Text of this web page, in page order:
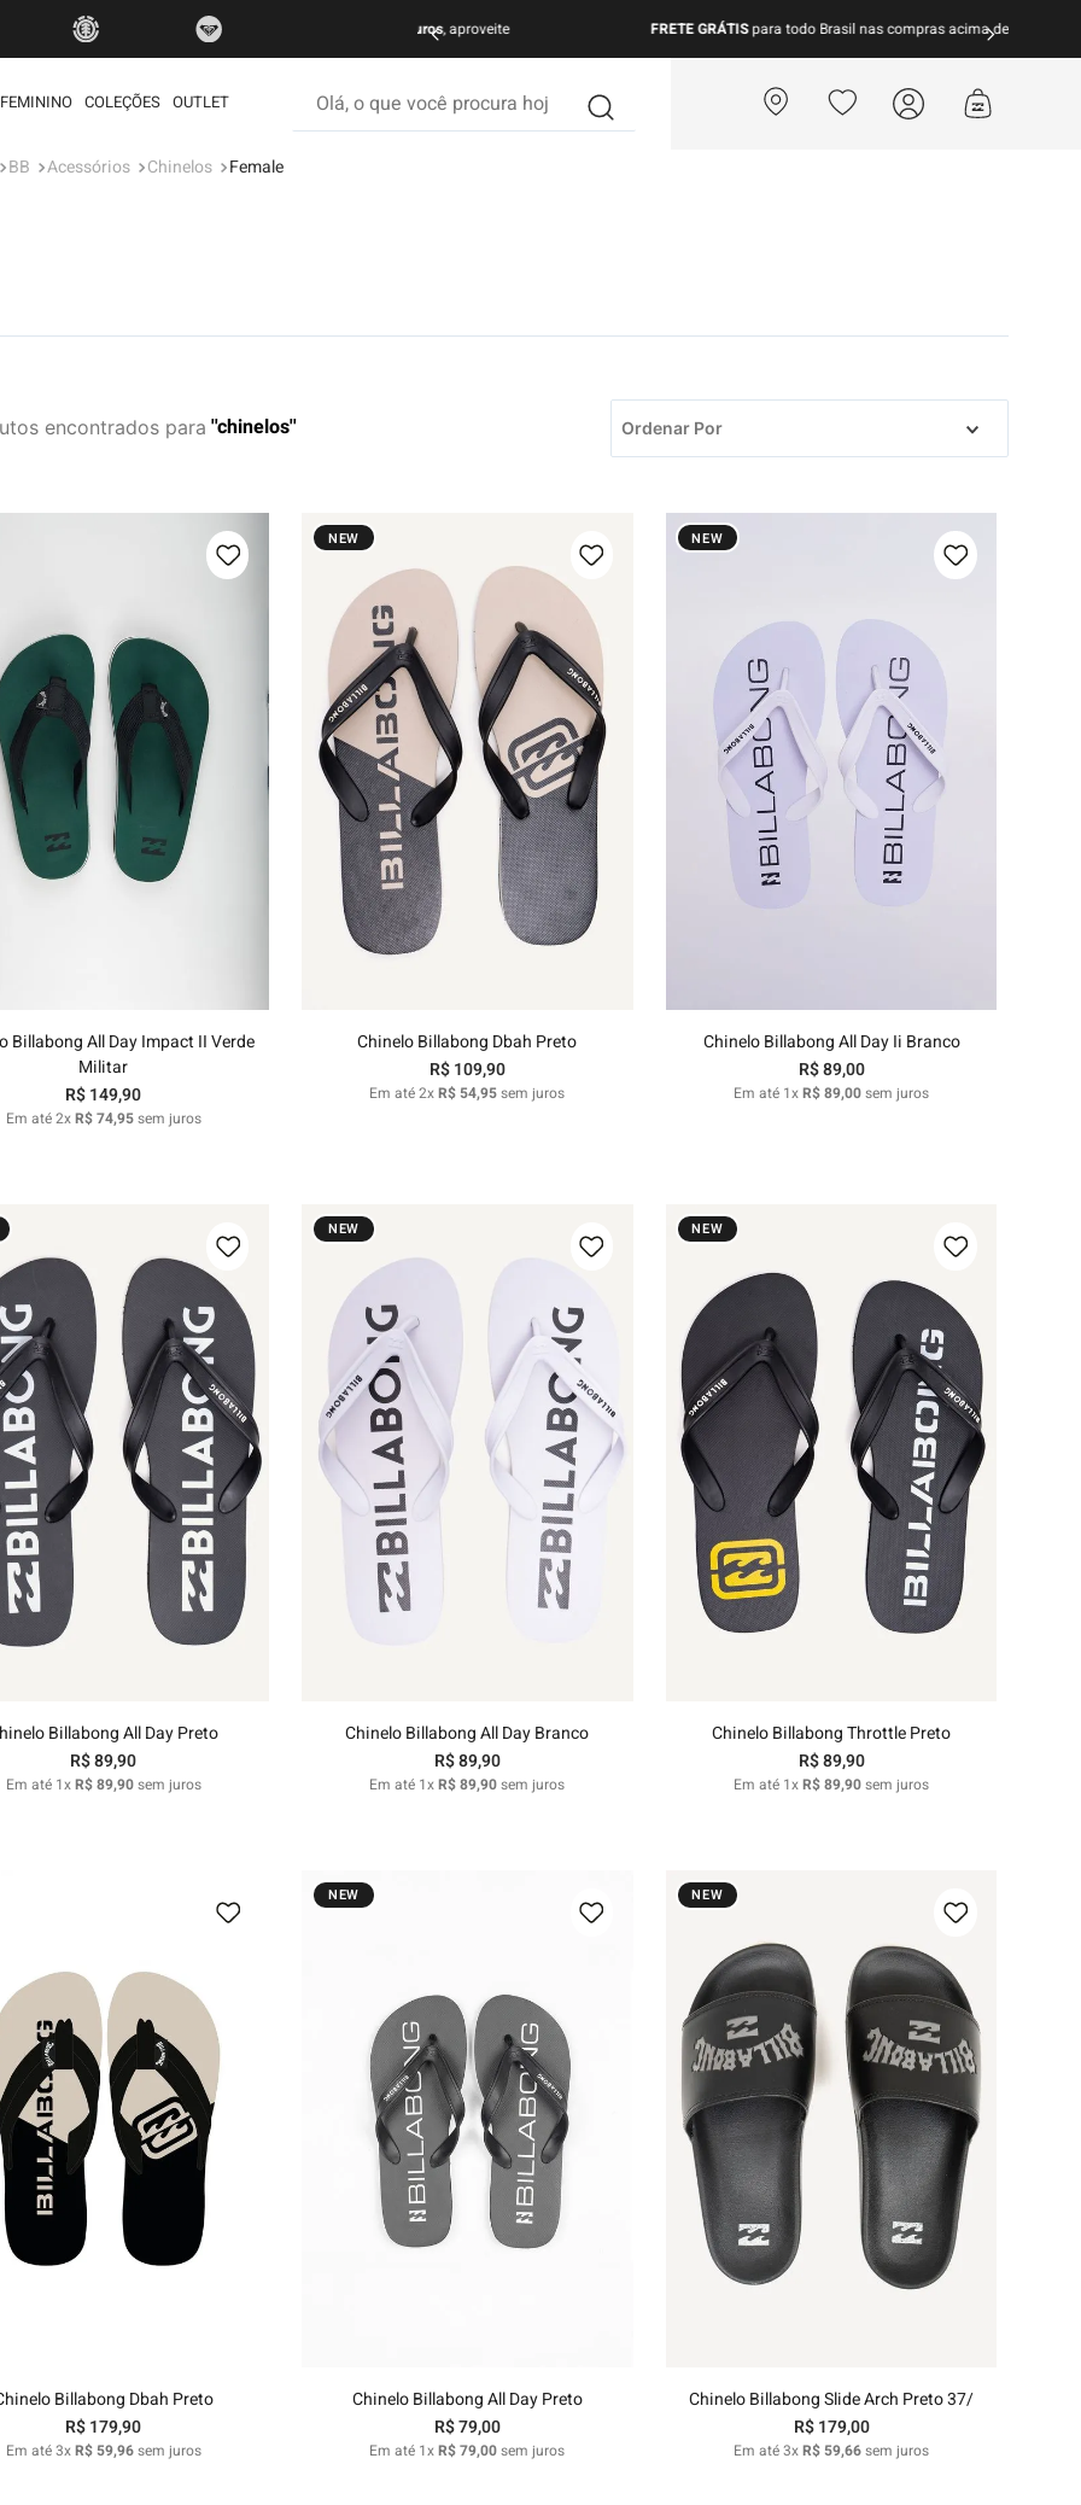
FRETE GRÁTIS para todo Brasil nas compras acima de R$ 499 | Consulte as Regras
FEMININO COLEÇÕES OUTLET
BB Acessórios Chinelos Female
chinelos Ordenar Por
Billabong All Day Impact II Verde
Militar
R$149,90
Em até2xR$74,95sem juros
NEW
37/38 39/40 41/42 43/44
Chinelo Billabong Dbah Preto
R$109,90
Em até2xR$ 54,95sem juros
NEW
Chinelo Billabong All Day Ii Branco
R$89,00
Em até 1xR$89,00sem juros
37/38 39/40 41/42 43/44
Billabong All Day Preto
R$89,90
Em até 1xR$89,90sem juros
NEW
39/40
Chinelo Billabong All Day Branco
R$89,90
Em até 1xR$89,90sem juros
NEW
37/38 41/42
Chinelo Billabong Throttle Preto
R$89,90
Em até 1xR$89,90sem juros
39/40 43/44
Billabong Dbah Preto
R$179,90
Em até3xR$ 59,96sem juros
NEW
Chinelo Billabong All Day Preto
R$79,00
Em até 1xR$79,00sem juros
NEW
37/38 41/42
Chinelo Billabong Slide Arch Preto 37/
R$ 179,00
Em até3xR$ 59,66sem juros